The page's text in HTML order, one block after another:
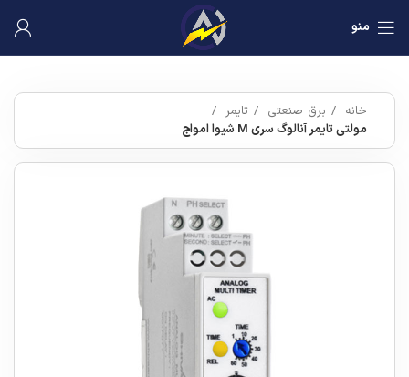
منو
خانه برق صنعتی
تایمر
مولتی تایمر آنالوگ سری M شیوا امواج